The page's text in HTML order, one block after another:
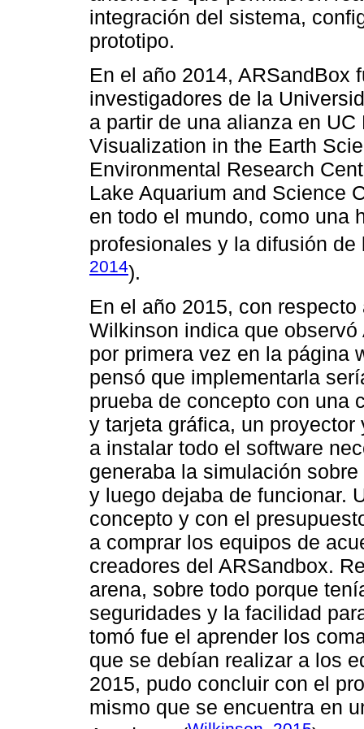
integración del sistema,
prototipo.
En el año 2014, ARSandBox
investigadores de la
a partir de una alianza en
Visualization in the Earth
Environmental Research
Lake Aquarium and Science
en todo el mundo, como una
profesionales y la difusión
2014).
En el año 2015, con
Wilkinson indica que
por primera vez en la página
pensó que implementarla
prueba de concepto con una
y tarjeta gráfica, un
a instalar todo el software
generaba la simulación
y luego dejaba de funcionar.
concepto y con el
a comprar los equipos de
creadores del ARSandbox.
arena, sobre todo porque
seguridades y la facilidad
tomó fue el aprender los
que se debían realizar a los
2015, pudo concluir con el
mismo que se encuentra en